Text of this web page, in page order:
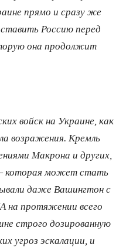
прямо и сразу же
Россию перед
она продолжит
войск на Украине, как
возражения. Кремль
Макрона и других,
— которая может стать
даже Вашингтон с
на протяжении всего
строго дозированную
угроз эскалации, и